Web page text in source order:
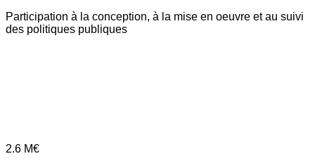
Participation à la conception, à la mise en oeuvre et au suivi
des politiques publiques
2.6 M€